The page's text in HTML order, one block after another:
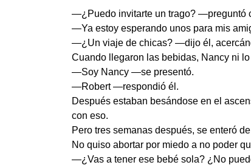
—¿Puedo invitarte un trago? —preguntó
—Ya estoy esperando unos para mis
—¿Un viaje de chicas? —dijo él,
Cuando llegaron las bebidas, Nancy ni lo
—Soy Nancy —se presentó.
—Robert —respondió él.
Después estaban besándose en el
con eso.
Pero tres semanas después, se enteró
No quiso abortar por miedo a no poder
—¿Vas a tener ese bebé sola? ¿No